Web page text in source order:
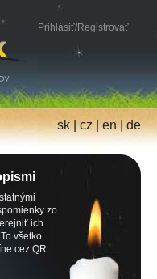
Prihlásiť/Registrovať
sk|cz|en|de
zo
ich
všetko
cez QR